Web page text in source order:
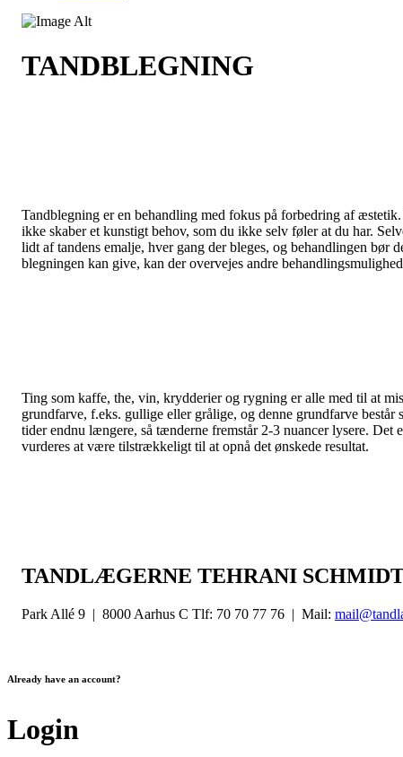
TANDBLEGNING
Tandblegning er en behandling med fokus på forbedring af
ikke skaber et kunstigt behov, som du ikke selv føler at du har.
lidt af tandens emalje, hver gang der bleges, og behandlingen
blegningen kan give, kan der overvejes andre
Ting som kaffe, the, vin, krydderier og rygning er alle med til at
grundfarve, f.eks. gullige eller grålige, og denne grundfarve
tider endnu længere, så tænderne fremstår 2-3 nuancer lysere.
vurderes at være tilstrækkeligt til at opnå det ønskede resultat.
TANDLÆGERNE TEHRANI
Park Allé 9 | 8000 Aarhus C Tlf: 70 70 77 76 | Mail:
Already have an account?
Login